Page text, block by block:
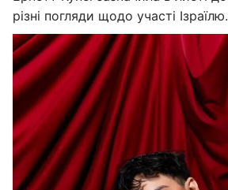
різні погляди щодо участі Ізраїлю.